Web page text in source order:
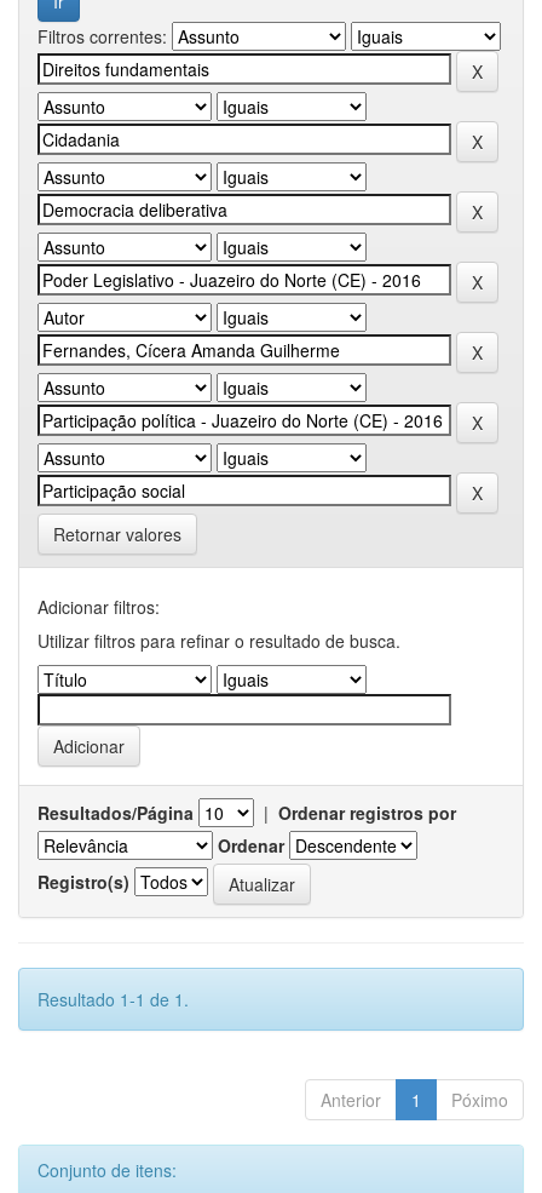
Filtros correntes:
Retornar valores
Adicionar filtros:
Utilizar filtros para refinar o resultado de busca.
Resultados/Página | Ordenar registros por
Ordenar
Registro(s)
Resultado 1-1 de 1.
Anterior 1 Póximo
Conjunto de itens: